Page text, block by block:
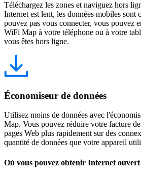
Téléchargez les zones et naviguez hors
Internet est lent, les données mobiles sont
pouvez pas vous connecter, vous pouvez
WiFi Map à votre téléphone ou à votre
vous êtes hors ligne.
Économiseur de données
Utilisez moins de données avec
Map. Vous pouvez réduire votre facture
pages Web plus rapidement sur des
quantité de données que votre appareil
Où vous pouvez obtenir Internet